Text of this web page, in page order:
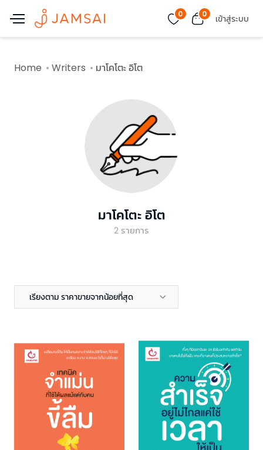
0 0 เข้าสู่ระบบ
Home Writers มาโคโตะ อิโต
มาโคโตะ อิโต
2รายการ
เรียงตาม ราคาขายจากน้อยที่สุด